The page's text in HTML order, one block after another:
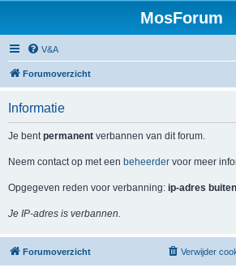
MosForum
V&A
Forumoverzicht
Informatie
Je bentpermanent verbannen van dit forum.
Neem contact op met een beheerder voor meer
Opgegeven reden voor verbanning: ip-adres
Je IP-adres is verbannen.
Forumoverzicht Verwijder